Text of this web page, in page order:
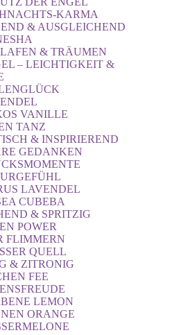
KARMA
& AUSGLEICHEND
& TRÄUMEN
– LEICHTIGKEIT &
VANILLE
TANZ
& INSPIRIEREND
GEDANKEN
LAVENDEL
CUBEBA
& SPRITZIG
POWER
FLIMMERN
QUELL
& ZITRONIG
FEE
LEMON
ORANGE